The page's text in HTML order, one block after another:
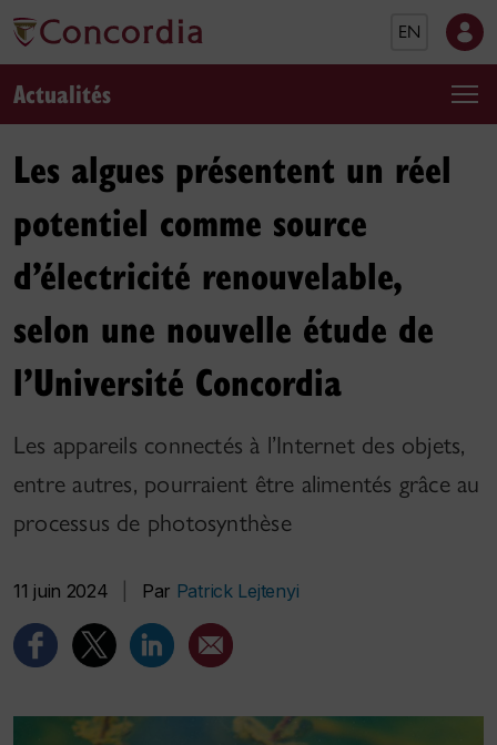
EN
Actualités
Les algues présentent un réel
potentiel comme source
d’électricité renouvelable,
selon une nouvelle étude de
l’Université Concordia
Les appareils connectés à l’Internet des objets,
entre autres, pourraient être alimentés grâce au
processus de photosynthèse
11 juin 2024 Par Patrick Lejtenyi